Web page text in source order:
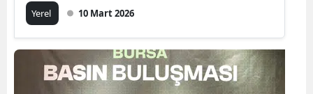
Yerel 10 Mart 2026